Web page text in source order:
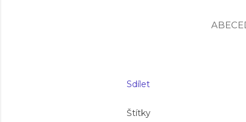
Sdílet
Štítky